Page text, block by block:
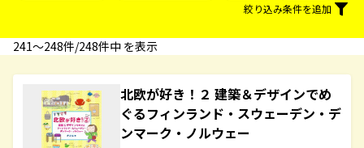
絞り込み条件を追加
241〜248件/248件中 を表示
北欧が好き！２ 建築＆デザインでめ
ぐるフィンランド・スウェーデン・デ
ンマーク・ノルウェー